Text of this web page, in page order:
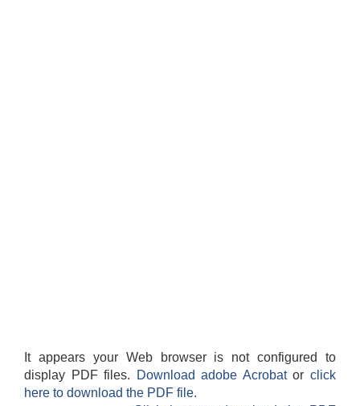
It appears your Web browser is not configured to
display PDF files.
Download adobe Acrobatorclick
here to download the PDF file.